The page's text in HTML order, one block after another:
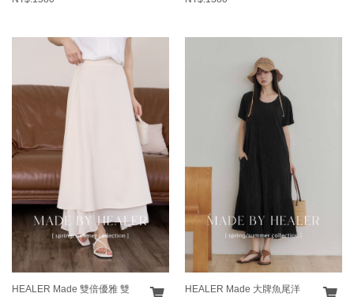
HEALER Made 雙倍優雅 雙
HEALER Made 大牌魚尾洋